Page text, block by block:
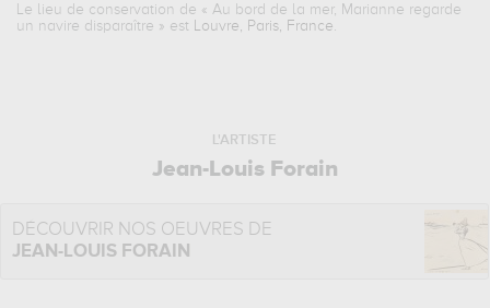
Le lieu de conservation de « Au bord de la mer, Marianne regarde
un navire disparaître » est Louvre, Paris, France
L'ARTISTE
Jean-Louis Forain
DÉCOUVRIR NOS OEUVRES DE
JEAN-LOUIS FORAIN